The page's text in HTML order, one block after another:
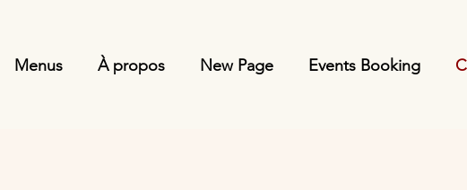
Menus À propos New Page Events Booking